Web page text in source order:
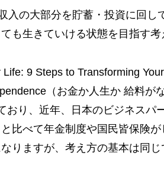
入の大部分を貯蓄・投資に回し
も生きていける状態を目指す考
9 Steps to Transforming Your
（お金か人生か 給料が
り、近年、日本のビジネスパ
比べて年金制度や国民皆保険が
りますが、考え方の基本は同じ